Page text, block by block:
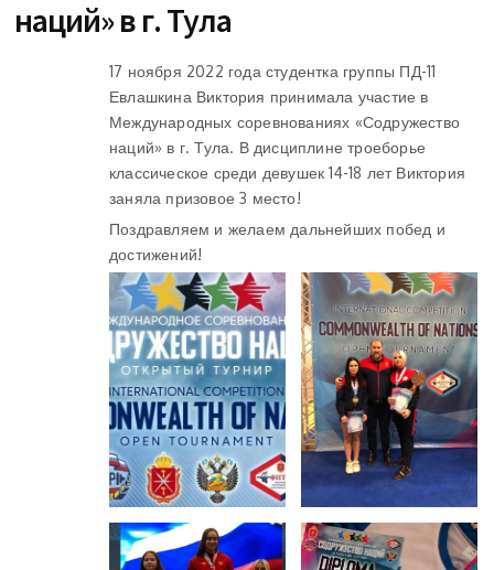
наций» в г. Тула
17 ноября 2022 года студентка группы ПД-11
Евлашкина Виктория принимала участие в
Международных соревнованиях «Содружество
наций» в г. Тула. В дисциплине троеборье
классическое среди девушек 14-18 лет Виктория
заняла призовое 3 место!
Поздравляем и желаем дальнейших побед и
достижений!